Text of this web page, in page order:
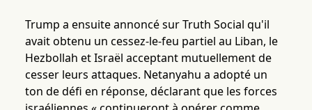
Trump a ensuite annoncé sur Truth Social qu'il
avait obtenu un cessez-le-feu partiel au Liban, le
Hezbollah et Israël acceptant mutuellement de
cesser leurs attaques. Netanyahu a adopté un
ton de défi en réponse, déclarant que les forces